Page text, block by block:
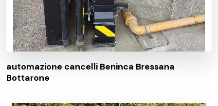
automazione cancelli Beninca Bressana
Bottarone